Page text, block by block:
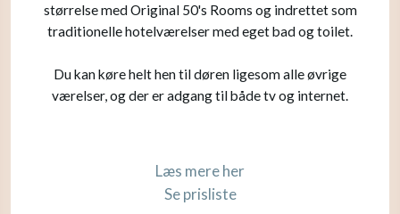
størrelse med Original 50's Rooms og indrettet som
traditionelle hotelværelser med eget bad og toilet.
Du kan køre helt hen til døren ligesom alle øvrige
værelser, og der er adgang til både tv og internet.
Læs mere her​
Se prisliste